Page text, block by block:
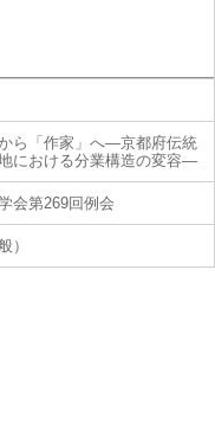
から「作家」へ―京都府伝統
における分業構造の変容―
会第269回例会
）